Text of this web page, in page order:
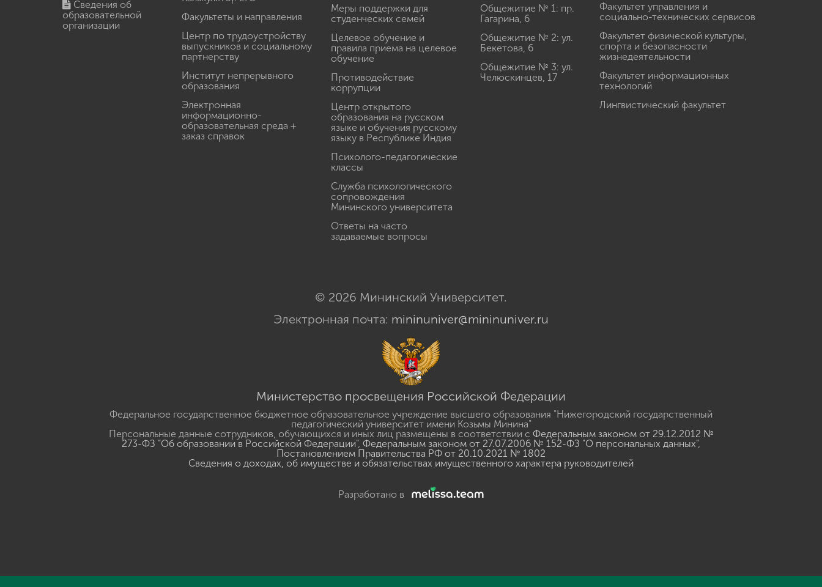
Сведения об
образовательной
организации
Факультеты и направления
Центр по трудоустройству
выпускников и социальному
партнерству
Институт непрерывного
образования
Электронная
информационно-
образовательная среда +
заказ справок
Меры поддержки для
студенческих семей
Целевое обучение и
правила приема на целевое
обучение
Противодействие
коррупции
Центр открытого
образования на русском
языке и обучения русскому
языку в Республике Индия
Психолого-педагогические
классы
Служба психологического
сопровождения
Мининского университета
Ответы на часто
задаваемые вопросы
Общежитие № 1: пр.
Гагарина, 6
Общежитие № 2: ул.
Бекетова, 6
Общежитие № 3: ул.
Челюскинцев, 17
Факультет управления и
социально-технических сервисов
Факультет физической культуры,
спорта и безопасности
жизнедеятельности
Факультет информационных
технологий
Лингвистический факультет
© 2026 Мининский Университет.
Электронная почта: mininuniver@mininuniver.ru
Министерство просвещения Российской Федерации
Федеральное государственное бюджетное образовательное учреждение высшего образования "Нижегородский государственный
педагогический университет имени Козьмы Минина"
Персональные данные сотрудников, обучающихся и иных лиц размещены в соответствии с Федеральным законом от 29.12.2012 №
273-ФЗ "Об образовании в Российской Федерации", Федеральным законом от 27.07.2006 № 152-ФЗ "О персональных данных",
Постановлением Правительства РФ от 20.10.2021 № 1802
Сведения о доходах, об имуществе и обязательствах имущественного характера руководителей
Разработано в